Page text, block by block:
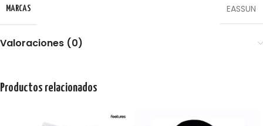
MARCAS EASSUN
Valoraciones (0)
Productos relacionados